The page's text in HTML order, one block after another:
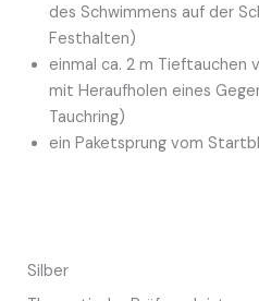
des Schwimmens auf der
Festhalten)
einmal ca. 2 m Tieftauchen
mit Heraufholen eines
Tauchring)
ein Paketsprung vom
Silber